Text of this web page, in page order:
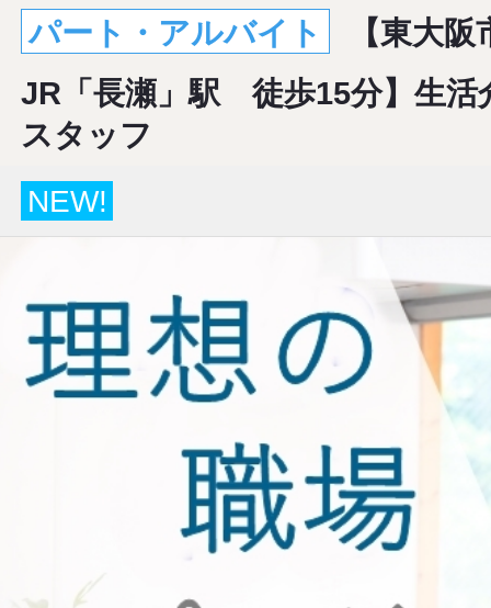
パート・アルバイト
【東大
JR「長瀬」駅 徒歩15分】生活
スタッフ
NEW!